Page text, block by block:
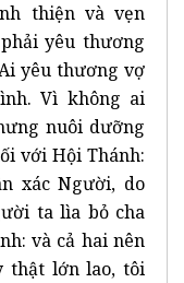
thiện và vẹn
yêu thương
yêu thương vợ
Vì không ai
nuôi dưỡng
với Hội Thánh:
xác Người, do
ta lìa bỏ cha
và cả hai nên
thật lớn lao, tôi